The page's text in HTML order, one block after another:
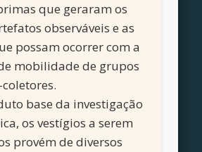
que geraram os
observáveis e as
possam ocorrer com a
mobilidade de grupos
base da investigação
os vestígios a serem
provém de diversos